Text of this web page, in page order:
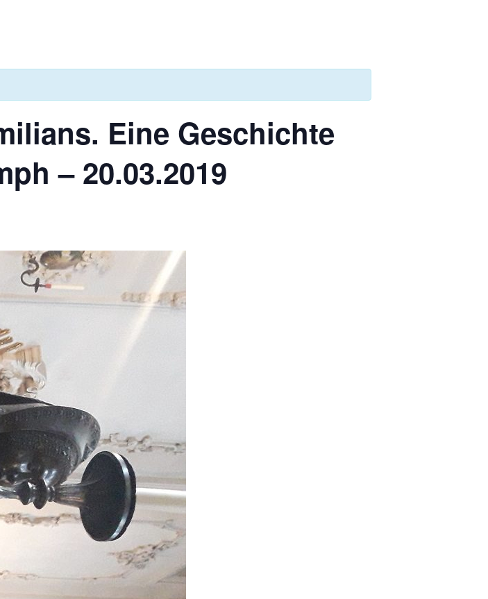
Eine Geschichte
– 20.03.2019